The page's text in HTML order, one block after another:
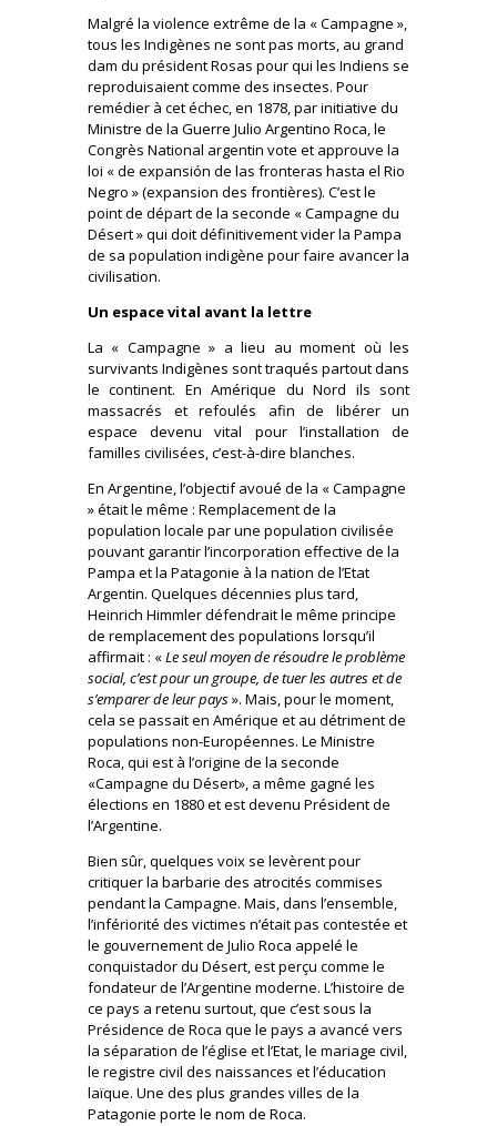
Malgré la violence extrême de la « Campagne »,
tous les Indigènes ne sont pas morts, au grand
dam du président Rosas pour qui les Indiens se
reproduisaient comme des insectes. Pour
remédier à cet échec, en 1878, par initiative du
Ministre de la Guerre Julio Argentino Roca, le
Congrès National argentin vote et approuve la
loi « de expansión de las fronteras hasta el Rio
Negro » (expansion des frontières). C’est le
point de départ de la seconde « Campagne du
Désert » qui doit définitivement vider la Pampa
de sa population indigène pour faire avancer la
civilisation.
Un espace vital avant la lettre
La « Campagne » a lieu au moment où les
survivants Indigènes sont traqués partout dans
le continent. En Amérique du Nord ils sont
massacrés et refoulés afin de libérer un
espace devenu vital pour l’installation de
familles civilisées, c’est-à-dire blanches.
En Argentine, l’objectif avoué de la « Campagne
» était le même : Remplacement de la
population locale par une population civilisée
pouvant garantir l’incorporation effective de la
Pampa et la Patagonie à la nation de l’Etat
Argentin. Quelques décennies plus tard,
Heinrich Himmler défendrait le même principe
de remplacement des populations lorsqu’il
affirmait : «Le seul moyen de résoudre le problème
social, c’est pour un groupe, de tuer les autres et de
s’emparer de leur pays». Mais, pour le moment,
cela se passait en Amérique et au détriment de
populations non-Européennes. Le Ministre
Roca, qui est à l’origine de la seconde
«Campagne du Désert», a même gagné les
élections en 1880 et est devenu Président de
l’Argentine.
Bien sûr, quelques voix se levèrent pour
critiquer la barbarie des atrocités commises
pendant la Campagne. Mais, dans l’ensemble,
l’infériorité des victimes n’était pas contestée et
le gouvernement de Julio Roca appelé le
conquistador du Désert, est perçu comme le
fondateur de l’Argentine moderne. L’histoire de
ce pays a retenu surtout, que c’est sous la
Présidence de Roca que le pays a avancé vers
la séparation de l’église et l’Etat, le mariage civil,
le registre civil des naissances et l’éducation
laïque. Une des plus grandes villes de la
Patagonie porte le nom de Roca.